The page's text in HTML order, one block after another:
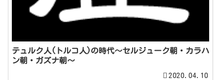
テュルク人(トルコ人)の時代～セルジューク朝・カラハ
ン朝・ガズナ朝～
2020.04.10